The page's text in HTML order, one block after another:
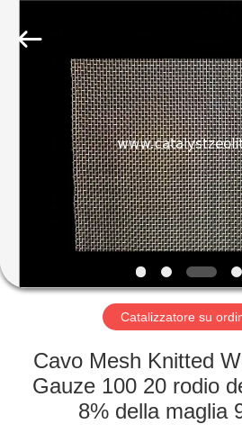
PRODOTTI
CIRCA
GIRO
FABBRICA
CONTROLLO
CO.,LTD.
Catalizzatore su
Cavo Mesh Knitted
Gauze 100 20 rodio
8% della maglia